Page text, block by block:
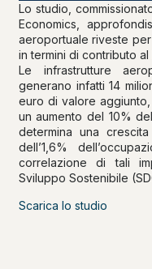
Lo studio,
Economics,
aeroportuale riveste
in termini di contributo
Le infrastrutture
generano infatti 14
euro di valore
un aumento del 10%
determina una
dell’1,6%
correlazione di tali
Sviluppo Sostenibile
Scarica lo studio